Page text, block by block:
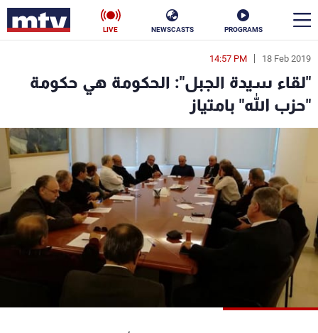
PROGRAMS
NEWSCASTS
LIVE
18 Feb 2019
14:57 PM
"لقاء سيدة الجبل": الحكومة هي حكومة
"حزب الله" بامتياز
en
الأخبار
سياسة ناس
إقتصاد فن
منوعات رياضة
كأس العالم
البرامج
جدول البرامج